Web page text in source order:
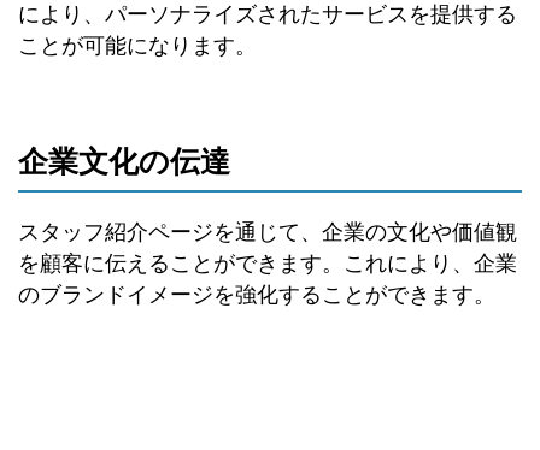
により、パーソナライズされたサービスを提供する
ことが可能になります。
企業文化の伝達
スタッフ紹介ページを通じて、企業の文化や価値観
を顧客に伝えることができます。これにより、企業
のブランドイメージを強化することができます。